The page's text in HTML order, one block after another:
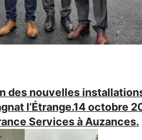
des nouvelles
l’Étrange.14 octobre
Services à Auzances.